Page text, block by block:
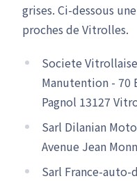
grises. Ci-dessous
proches de Vitrolles.
Societe
Manutention - 70
Pagnol 13127
Sarl Dilanian
Avenue Jean
Sarl France-auto-